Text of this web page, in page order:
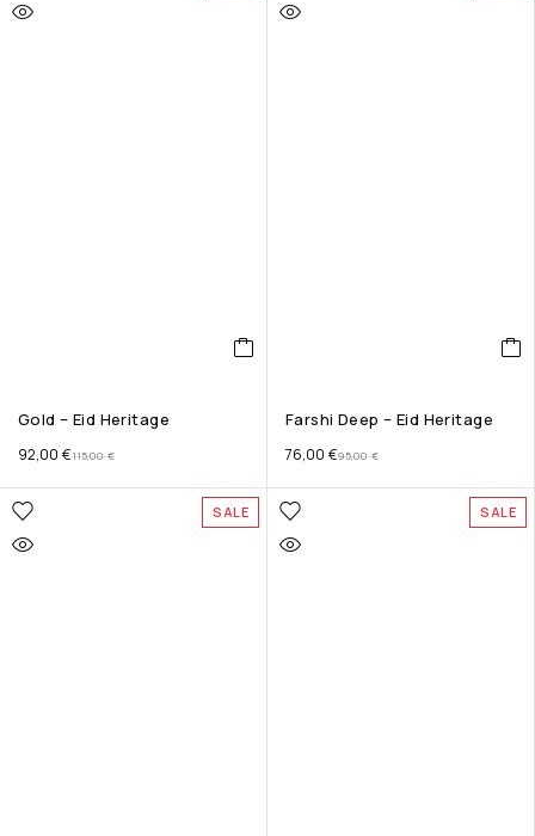
Gold – Eid Heritage
115,00€
92,00 €
Farshi Deep – Eid Heritage
95,00€
76,00 €
SALE SALE